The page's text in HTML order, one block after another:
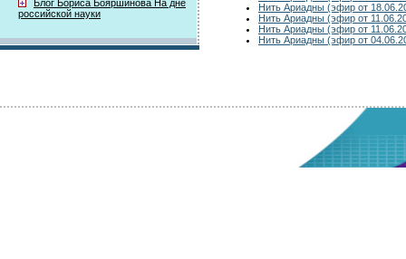
Блог Бориса Бояршинова На дне
российской науки
Нить Ариадны (эфир от
Нить Ариадны (эфир от
Нить Ариадны (эфир от
Нить Ариадны (эфир от